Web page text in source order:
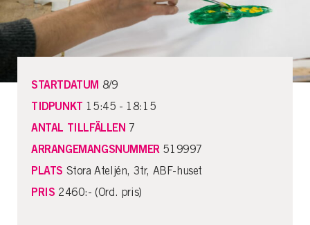
STARTDATUM 8/9
TIDPUNKT 15:45 - 18:15
ANTAL TILLFÄLLEN 7
ARRANGEMANGSNUMMER 519997
PLATS Stora Ateljén, 3tr, ABF-huset
PRIS 2460:- (Ord. pris)